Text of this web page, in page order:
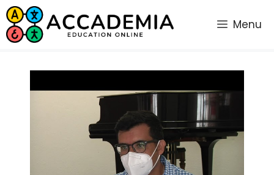
Saltar
al
contenido
Menu